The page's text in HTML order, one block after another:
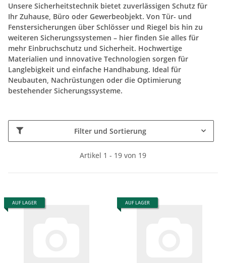
Unsere Sicherheitstechnik bietet zuverlässigen Schutz für
Ihr Zuhause, Büro oder Gewerbeobjekt. Von Tür- und
Fenstersicherungen über Schlösser und Riegel bis hin zu
weiteren Sicherungssystemen – hier finden Sie alles für
mehr Einbruchschutz und Sicherheit. Hochwertige
Materialien und innovative Technologien sorgen für
Langlebigkeit und einfache Handhabung. Ideal für
Neubauten, Nachrüstungen oder die Optimierung
bestehender Sicherungssysteme.
Filter und Sortierung
Artikel 1 - 19 von 19
AUF LAGER AUF LAGER